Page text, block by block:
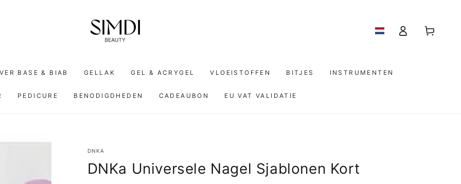
BASE & BIAB GELLAK GEL & ACRYGEL VLOEISTOFFEN BITJES INSTRUMENTEN
PEDICURE BENODIGDHEDEN CADEAUBON EU VAT VALIDATIE
Log
in
Winkelwagen
DNKA
DNKa Universele Nagel Sjablonen Kort